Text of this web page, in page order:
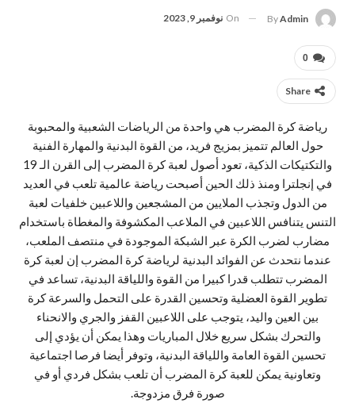
ByAdmin
On نوفمبر 9, 2023
0
Share
رياضة كرة المضرب هي واحدة من الرياضات الشعبية والمحبوبة
حول العالم تتميز بمزيج فريد، من القوة البدنية والمهارة الفنية
والتكتيكات الذكية، تعود أصول لعبة كرة المضرب إلى القرن الـ 19
في إنجلترا ومنذ ذلك الحين أصبحت رياضة عالمية تلعب في العديد
من الدول وتجذب الملايين من المشجعين واللاعبين خلفيات لعبة
التنس يتنافس اللاعبين في الملاعب المكشوفة والمغطاة باستخدام
مضارب لضرب الكرة عبر الشبكة الموجودة في منتصف الملعب،
عندما نتحدث عن الفوائد البدنية لرياضة كرة المضرب إن لعبة كرة
المضرب تتطلب قدرا كبيرا من القوة واللياقة البدنية، تساعد في
تطوير القوة العضلية وتحسين القدرة على التحمل والسرعة كرة
بين العين واليد، يتوجب على اللاعبين القفز والجري والانحناء
والتحرك بشكل سريع خلال المباريات وهذا يمكن أن يؤدي إلى
تحسين القوة العامة واللياقة البدنية، وتوفر أيضا فرصا اجتماعية
وتعاونية يمكن للعبة كرة المضرب أن تلعب بشكل فردي أو في
صورة فرق مزدوجة.